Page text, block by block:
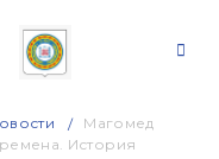
Магомед
История